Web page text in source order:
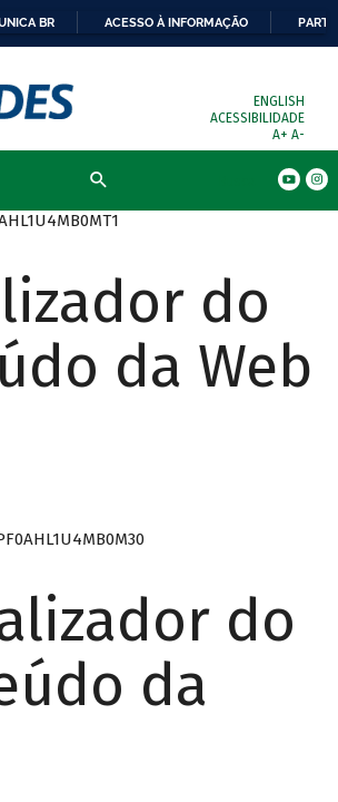
BR ACESSO À INFORMAÇÃO
ENGLISH
ACESSIBILIDADE
A+ A-
do
da Web
do
da